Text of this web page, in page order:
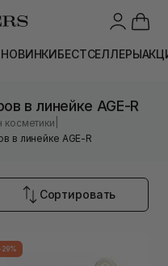
НОВИНКИБЕСТСЕЛЛЕРЫ
в линейке AGE-R
косметики
в линейке AGE-R
Сортировать
29%